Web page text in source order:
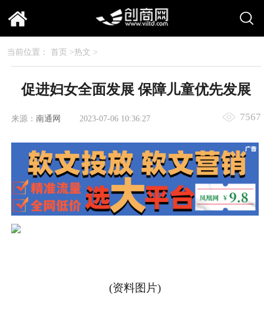
当前位置： 首页 >热文 >
促进妇女全面发展 保障儿童优先发展
来源： 南通网 2023-07-06 10:36:27 7567
(资料图片)